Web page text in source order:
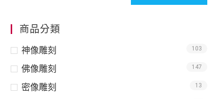
商品分類
神像雕刻 103
佛像雕刻 147
密像雕刻 13